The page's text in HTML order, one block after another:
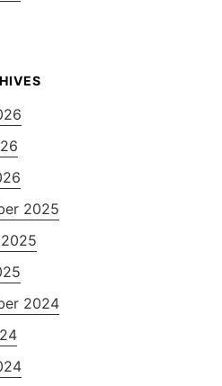
2025
2024